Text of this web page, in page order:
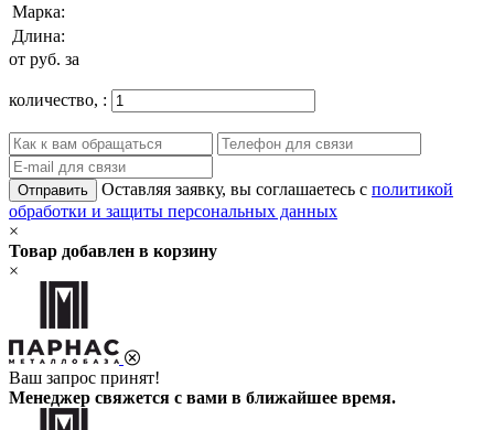
Марка:
Длина:
от руб. за
количество, :
Отправить Оставляя заявку, вы соглашаетесь с политикой
обработки и защиты персональных данных
×
Товар добавлен в корзину
×
Ваш запрос принят!
Менеджер свяжется с вами в ближайшее время.